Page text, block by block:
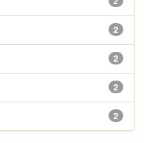
2
2
2
2